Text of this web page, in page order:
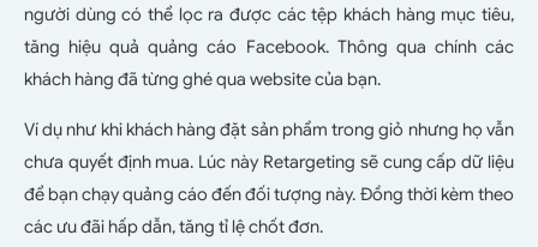
người dùng có thể lọc ra được các tệp khách hàng mục tiêu,
tăng hiệu quả quảng cáo Facebook. Thông qua chính các
khách hàng đã từng ghé qua website của bạn.
Ví dụ như khi khách hàng đặt sản phẩm trong giỏ nhưng họ vẫn
chưa quyết định mua. Lúc này Retargeting sẽ cung cấp dữ liệu
để bạn chạy quảng cáo đến đối tượng này. Đồng thời kèm theo
các ưu đãi hấp dẫn, tăng tỉ lệ chốt đơn.